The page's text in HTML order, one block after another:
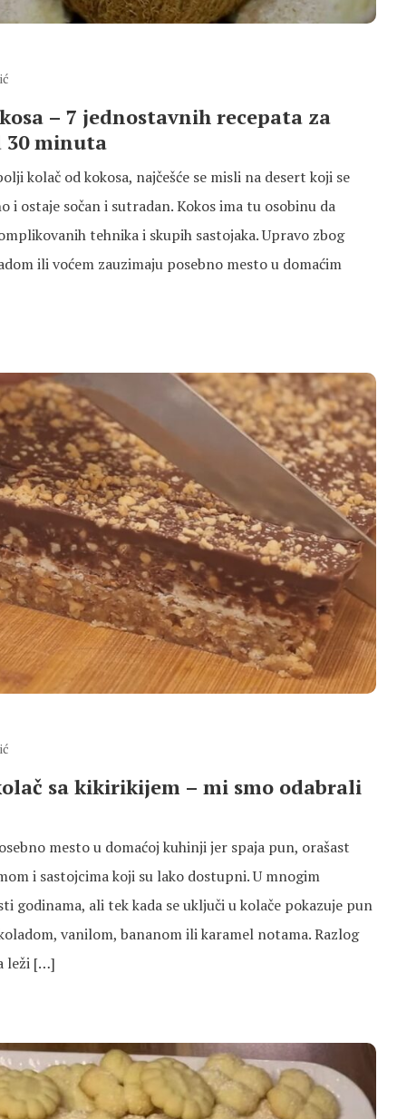
– 7 jednostavnih recepata za
30 minuta
kolač od kokosa, najčešće se misli na desert koji se
i ostaje sočan i sutradan. Kokos ima tu osobinu da
tehnika i skupih sastojaka. Upravo zbog
ili voćem zauzimaju posebno mesto u domaćim
sa kikirikijem – mi smo odabrali
mesto u domaćoj kuhinji jer spaja pun, orašast
i sastojcima koji su lako dostupni. U mnogim
godinama, ali tek kada se uključi u kolače pokazuje pun
vanilom, bananom ili karamel notama. Razlog
leži […]